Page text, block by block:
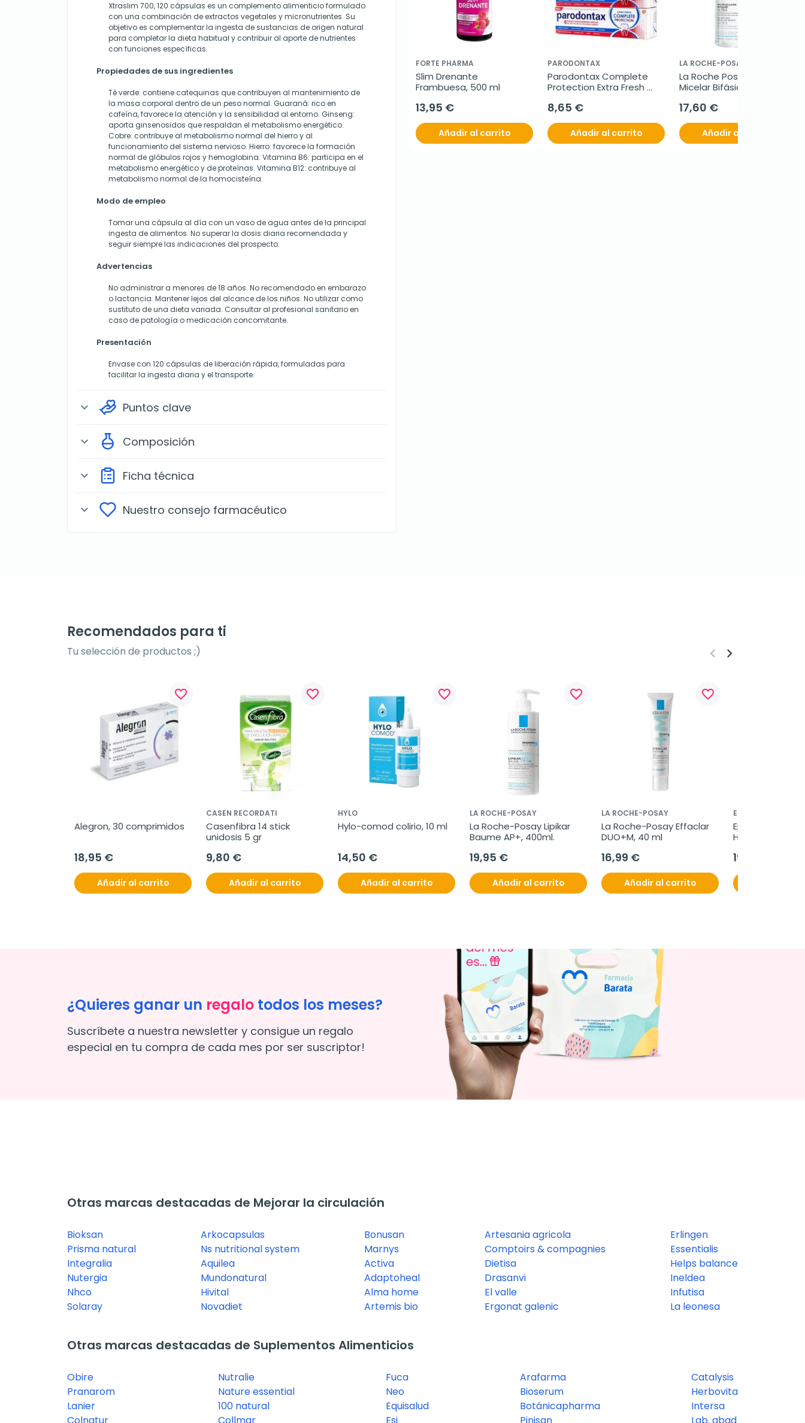
Xtraslim 700, 120 cápsulas es un complemento alimenticio formulado
con una combinación de extractos vegetales y micronutrientes. Su
objetivo es complementar la ingesta de sustancias de origen natural
para completar la dieta habitual y contribuir al aporte de nutrientes
con funciones específicas.
Propiedades de sus ingredientes
Té verde: contiene catequinas que contribuyen al mantenimiento de
la masa corporal dentro de un peso normal. Guaraná: rico en
cafeína, favorece la atención y la sensibilidad al entorno. Ginseng:
aporta ginsenosidos que respaldan el metabolismo energético.
Cobre: contribuye al metabolismo normal del hierro y al
funcionamiento del sistema nervioso. Hierro: favorece la formación
normal de glóbulos rojos y hemoglobina. Vitamina B6: participa en el
metabolismo energético y de proteínas. Vitamina B12: contribuye al
metabolismo normal de la homocisteína.
Modo de empleo
Tomar una cápsula al día con un vaso de agua antes de la principal
ingesta de alimentos. No superar la dosis diaria recomendada y
seguir siempre las indicaciones del prospecto.
Advertencias
No administrar a menores de 18 años. No recomendado en embarazo
o lactancia. Mantener lejos del alcance de los niños. No utilizar como
sustituto de una dieta variada. Consultar al profesional sanitario en
caso de patología o medicación concomitante.
Presentación
Envase con 120 cápsulas de liberación rápida, formuladas para
facilitar la ingesta diaria y el transporte.
expand_more Puntos clave
expand_more Composición
expand_more Ficha técnica
expand_more Nuestro consejo farmacéutico
FORTE PHARMA
Slim Drenante
Frambuesa, 500 ml
13,95 €
Añadir al carrito
PARODONTAX
Parodontax Complete
Protection Extra Fresh
8,65 €
Añadir al carrito
LA ROCHE-POSAY
La Roche Posay Agua
Micelar Bifásica, 400ml.
17,60 €
Añadir al carrito
Recomendados para ti
Tu selección de productos ;)
favorite_border
Alegron, 30 comprimidos
18,95 €
Añadir al carrito
favorite_border
CASEN RECORDATI
Casenfibra 14 stick
unidosis 5 gr
9,80 €
Añadir al carrito
favorite_border
HYLO
Hylo-comod colirio, 10 ml
14,50 €
Añadir al carrito
favorite_border
LA ROCHE-POSAY
La Roche-Posay Lipikar
Baume AP+, 400ml.
19,95 €
Añadir al carrito
favorite_border
LA ROCHE-POSAY
La Roche-Posay Effaclar
DUO+M, 40 ml
16,99 €
Añadir al carrito
EPAPLUS
Epaplus
Hialurónico +
19,95 €
keyboard_arrow_left keyboard_arrow_right
¿Quieres ganar un regalo todos los meses?
Suscríbete a nuestra newsletter y consigue un regalo
especial en tu compra de cada mes por ser suscriptor!
Otras marcas destacadas de Mejorar la circulación
Bioksan
Prisma natural
Integralia
Nutergia
Nhco
Solaray
Arkocapsulas
Ns nutritional system
Aquilea
Mundonatural
Hivital
Novadiet
Bonusan
Marnys
Activa
Adaptoheal
Alma home
Artemis bio
Artesania agricola
Comptoirs & compagnies
Dietisa
Drasanvi
El valle
Ergonat galenic
Erlingen
Essentialis
Helps balance
Ineldea
Infutisa
La leonesa
Otras marcas destacadas de Suplementos Alimenticios
Obire
Pranarom
Lanier
Nutralie
Nature essential
100 natural
Fuca
Neo
Equisalud
Arafarma
Bioserum
Botánicapharma
Catalysis
Herbovita
Intersa